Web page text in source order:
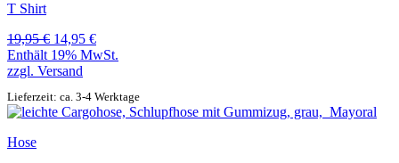
T Shirt
19,95€ Ursprünglicher
Preis
war:
14,95 €Aktueller
Preis
Enthält 19% MwSt.
zzgl. Versand
Lieferzeit: ca. 3-4 Werktage
Hose